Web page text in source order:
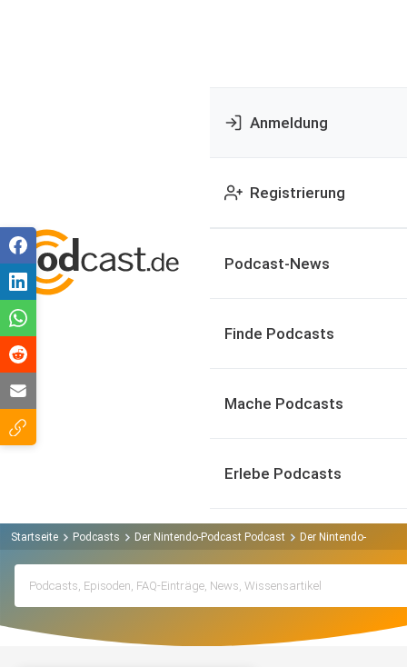
Anmeldung
Registrierung
Podcast-News
Finde Podcasts
Mache Podcasts
Erlebe Podcasts
Startseite Podcasts Der Nintendo-Podcast Podcast Der Nintendo-